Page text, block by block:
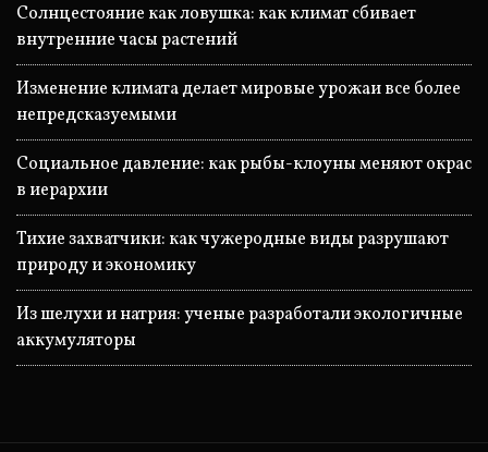
Солнцестояние как ловушка: как климат сбивает
внутренние часы растений
Изменение климата делает мировые урожаи все более
непредсказуемыми
Социальное давление: как рыбы-клоуны меняют окрас
в иерархии
Тихие захватчики: как чужеродные виды разрушают
природу и экономику
Из шелухи и натрия: ученые разработали экологичные
аккумуляторы